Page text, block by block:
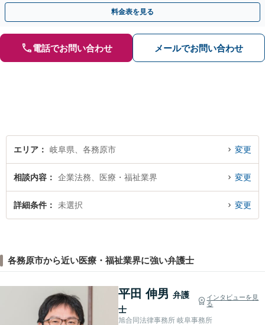
式の相続／誹謗中傷対策／不動産問題まで幅広く対応！
料金表を見る
電話でお問い合わせ メールでお問い合わせ
エリア 岐阜県、各務原市 変更
相談内容 企業法務、医療・福祉業界 変更
詳細条件 未選択 変更
各務原市から近い医療・福祉業界に強い弁護士
平田 伸男 弁護
士
インタビューを見
る
旭合同法律事務所 岐阜事務所